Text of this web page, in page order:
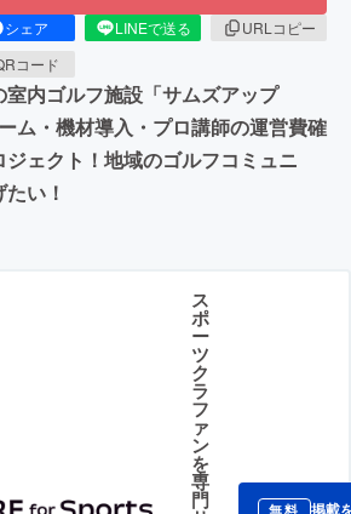
シェア LINEで送る
URLコピー
コード
内ゴルフ施設「サムズアップ
ム・機材導入・プロ講師の運営費確
ェクト！地域のゴルフコミュニ
い！
ス
ポ
ー
ツ
ク
ラ
フ
ァ
ン
を
専
門 無料 掲載